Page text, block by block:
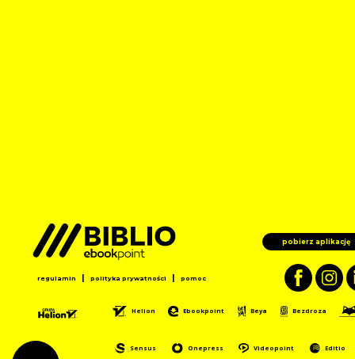
pobierz aplikację
regulamin | polityka prywatności | pomoc
Helion Ebookpoint Beya Bezdroza
Sensus Onepress Videopoint Editio